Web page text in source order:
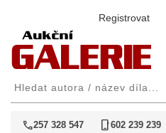
Registrovat
call257 328 547 phone_iphone602 239 239